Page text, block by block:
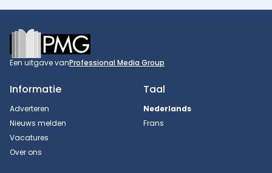
Footer
Een uitgave vanProfessional Media Group
Informatie
Adverteren
Nieuws melden
Vacatures
Over ons
Taal
Nederlands
Frans